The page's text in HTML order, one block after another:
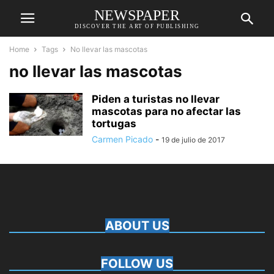
NEWSPAPER
DISCOVER THE ART OF PUBLISHING
Home Tags No llevar las mascotas
no llevar las mascotas
Piden a turistas no llevar
mascotas para no afectar las
tortugas
Carmen Picado - 19 de julio de 2017
ABOUT US
FOLLOW US